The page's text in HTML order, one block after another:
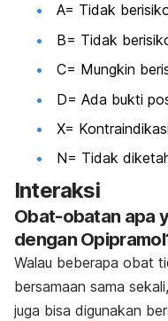
A= Tidak
B= Tidak
C= Mungkin
D= Ada bukti
X=
N= Tidak
Interaksi
Obat-obatan apa
dengan
Walau beberapa obat
bersamaan sama
juga bisa digunakan